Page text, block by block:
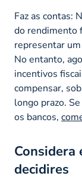
Faz as contas:
do rendimento
representar
No entanto,
incentivos
compensar,
longo prazo.
os bancos,
Considera
decidires